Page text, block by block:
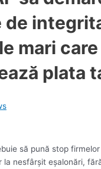
de
mari care
plata
să pună stop
la nesfârşit eşalonări,